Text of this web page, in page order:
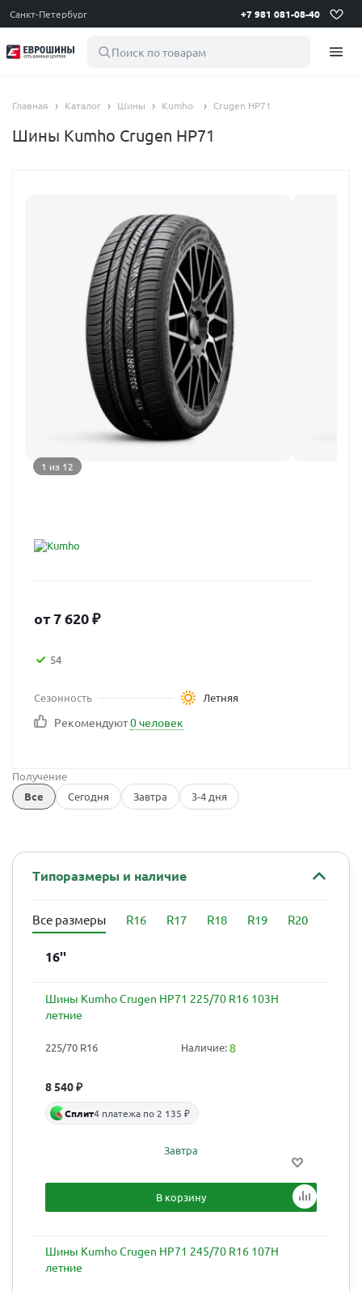
Санкт-Петербург +7 981 081-08-40
Поиск по товарам
Главная Каталог Шины Kumho Crugen HP71
Шины Kumho Crugen HP71
1 из 12
от7 620₽
54
Сезонность Летняя
Рекомендуют0 человек
Получение
Все
Сегодня Завтра 3-4 дня
Типоразмеры и наличие
Все размеры R16 R17 R18 R19 R20
16''
Шины Kumho Crugen HP71 225/70 R16 103H
летние
225/70 R16 Наличие:8
8 540₽
Сплит4 платежа по 2 135 ₽
Завтра
В корзину
Шины Kumho Crugen HP71 245/70 R16 107H
летние